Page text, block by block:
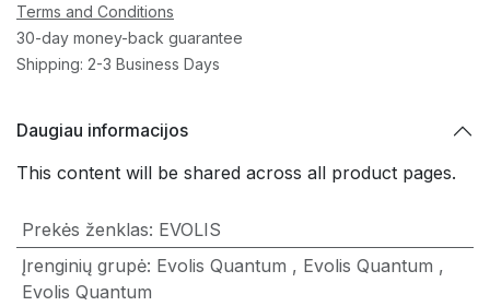
Terms and Conditions
30-day money-back guarantee
Shipping: 2-3 Business Days
Daugiau informacijos
This content will be shared across all product pages.
Prekės ženklas: EVOLIS
Įrenginių grupė: Evolis Quantum , Evolis Quantum ,
Evolis Quantum